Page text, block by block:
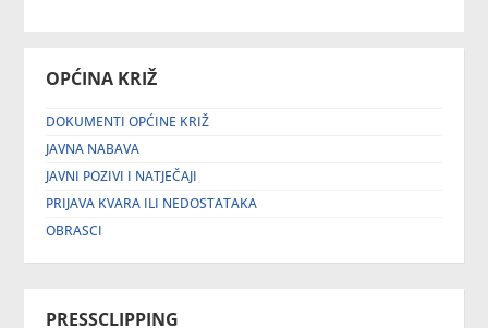
OPĆINA KRIŽ
DOKUMENTI OPĆINE KRIŽ
JAVNA NABAVA
JAVNI POZIVI I NATJEČAJI
PRIJAVA KVARA ILI NEDOSTATAKA
OBRASCI
PRESSCLIPPING